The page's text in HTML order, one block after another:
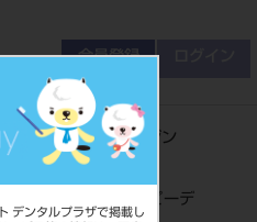
デンタルプラザで掲載し
会員登録
デンタルマガジン
グ 簡便・確実・スピーデ
ログイン